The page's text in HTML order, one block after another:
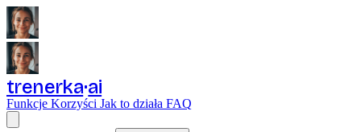
trenerka ai
Funkcje Korzyści Jak to działa FAQ